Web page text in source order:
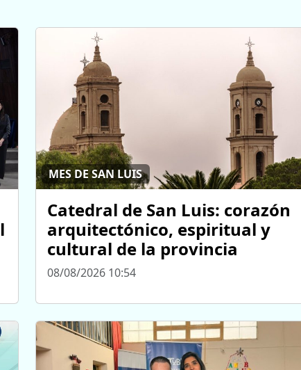
MES DE SAN LUIS
Catedral de San Luis: corazón
arquitectónico, espiritual y
cultural de la provincia
08/08/2026 10:54